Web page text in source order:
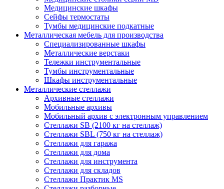
Медицинские шкафы
Сейфы термостаты
Тумбы медицинские подкатные
Металлическая мебель для производства
Cпециализированные шкафы
Металлические верстаки
Тележки инструментальные
Тумбы инструментальные
Шкафы инструментальные
Металлические стеллажи
Архивные стеллажи
Мобильные архивы
Мобильный архив с электронным управлением
Стеллажи SB (2100 кг на стеллаж)
Стеллажи SBL (750 кг на стеллаж)
Стеллажи для гаража
Стеллажи для дома
Стеллажи для инструмента
Стеллажи для складов
Стеллажи Практик MS